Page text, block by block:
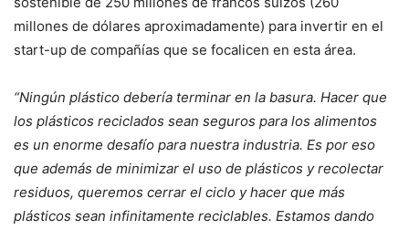
millones de dólares aproximadamente) para invertir en el
start-up de compañías que se focalicen en esta área.
“Ningún plástico debería terminar en la basura. Hacer que
los plásticos reciclados sean seguros para los alimentos
es un enorme desafío para nuestra industria. Es por eso
que además de minimizar el uso de plásticos y recolectar
residuos, queremos cerrar el ciclo y hacer que más
plásticos sean infinitamente reciclables. Estamos dando